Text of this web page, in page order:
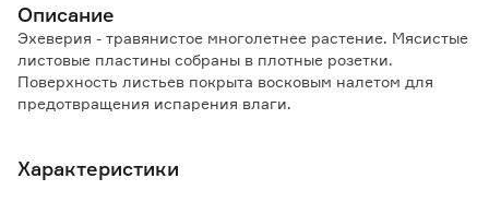
Описание
Эхеверия - травянистое многолетнее растение. Мясистые
листовые пластины собраны в плотные розетки.
Поверхность листьев покрыта восковым налетом для
предотвращения испарения влаги.
мягкими и сморщиваются. При недостатке света стебли
Характеристики